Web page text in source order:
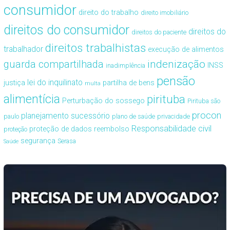
consumidor direito do trabalho direito imobiliário
direitos do consumidor direitos do paciente direitos do
trabalhador direitos trabalhistas execução de alimentos
guarda compartilhada inadimplência indenização INSS
justiça lei do inquilinato multa partilha de bens pensão
alimentícia Perturbação do sossego pirituba Pirituba são
paulo planejamento sucessório plano de saúde privacidade procon
proteção proteção de dados reembolso Responsabilidade civil
Saúde segurança Serasa